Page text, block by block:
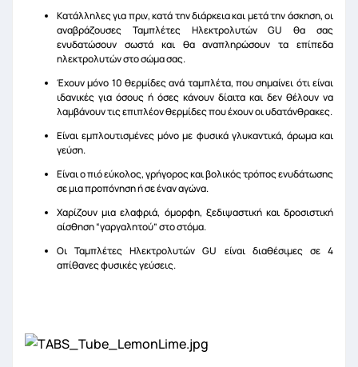
Κατάλληλες για πριν, κατά την διάρκεια και μετά την άσκηση, οι
αναβράζουσες Ταμπλέτες Ηλεκτρολυτών GU θα σας
ενυδατώσουν σωστά και θα αναπληρώσουν τα επίπεδα
ηλεκτρολυτών στο σώμα σας.
Έχουν μόνο 10 θερμίδες ανά ταμπλέτα, που σημαίνει ότι είναι
ιδανικές για όσους ή όσες κάνουν δίαιτα και δεν θέλουν να
λαμβάνουν τις επιπλέον θερμίδες που έχουν οι υδατάνθρακες.
Είναι εμπλουτισμένες μόνο με φυσικά γλυκαντικά, άρωμα και
γεύση.
Είναι ο πιό εύκολος, γρήγορος και βολικός τρόπος ενυδάτωσης
σε μια προπόνηση ή σε έναν αγώνα.
Χαρίζουν μια ελαφριά, όμορφη, ξεδιψαστική και δροσιστική
αίσθηση “γαργαλητού” στο στόμα.
Οι Ταμπλέτες Ηλεκτρολυτών GU είναι διαθέσιμες σε 4
απίθανες φυσικές γεύσεις.